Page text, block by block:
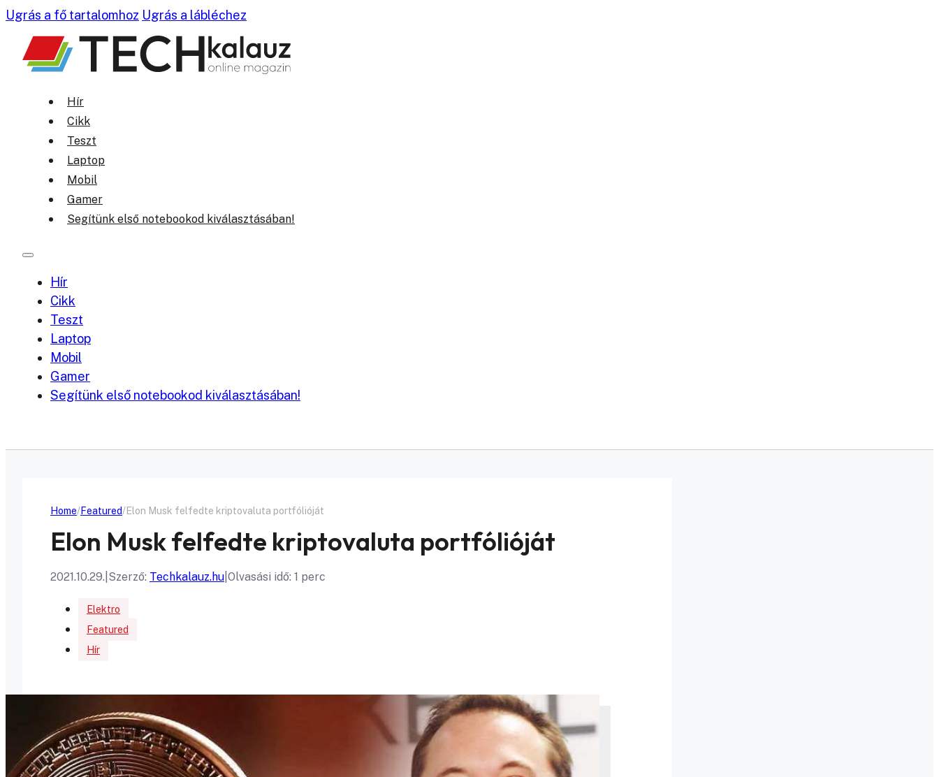
Ugrás a fő tartalomhoz Ugrás a lábléchez
Hír
Cikk
Teszt
Laptop
Mobil
Gamer
Segítünk első notebookod kiválasztásában!
Hír
Cikk
Teszt
Laptop
Mobil
Gamer
Segítünk első notebookod kiválasztásában!
Home Featured Elon Musk felfedte kriptovaluta portfólióját
Elon Musk felfedte kriptovaluta portfólióját
2021.10.29. Szerző: Techkalauz.hu Olvasási idő: 1 perc
Elektro
Featured
Hír